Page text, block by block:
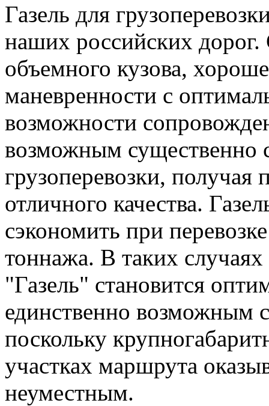
Газель для
наших российских дорог.
объемного кузова,
маневренности с
возможности
возможным существенно
грузоперевозки,
отличного качества.
сэкономить при
тоннажа. В таких случаях
"Газель" становится
единственно возможным
поскольку
участках маршрута
неуместным.